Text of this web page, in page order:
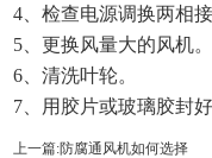
4 、检查电源调换两相接
5 、更换风量大的风机。
6 、清洗叶轮。
7 、用胶片或玻璃胶封
上一篇:防腐通风机如何选择